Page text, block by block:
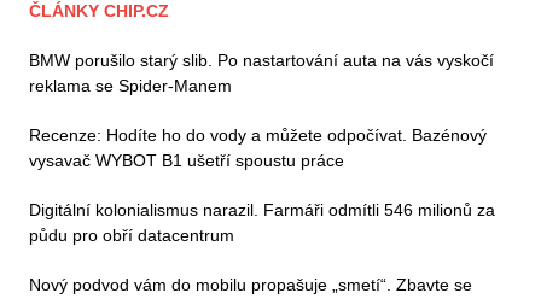
ČLÁNKY CHIP.CZ
BMW porušilo starý slib. Po nastartování auta na vás vyskočí
reklama se Spider-Manem
Recenze: Hodíte ho do vody a můžete odpočívat. Bazénový
vysavač WYBOT B1 ušetří spoustu práce
Digitální kolonialismus narazil. Farmáři odmítli 546 milionů za
půdu pro obří datacentrum
Nový podvod vám do mobilu propašuje „smetí“. Zbavte se